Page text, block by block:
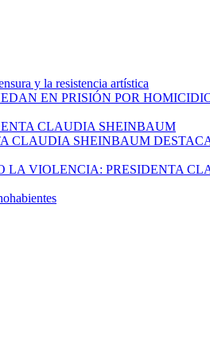
y la resistencia artística
EN PRISIÓN POR
CLAUDIA SHEINBAUM
CLAUDIA SHEINBAUM
VIOLENCIA: PRESIDENTA